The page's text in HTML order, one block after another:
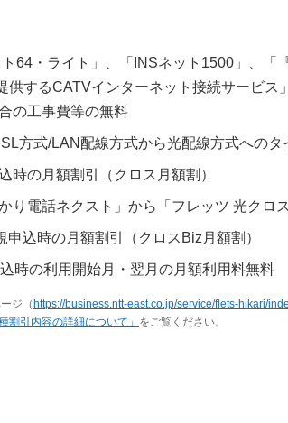
64・ライト」、「INSネット1500」、「
供するCATVインターネット接続サービス
の工事費等の無料
方式/LAN配線方式から光配線方式へのタ
時の月額割引（クロス月額割）
り電話ネクスト」から「フレッツ 光クロ
申込時の月額割引（クロスBiz月額割）
時の利用開始月・翌月の月額利用料無料
ジ（ https://business.ntt-east.co.jp/service/flets-hikari/
割引内容の詳細について」 をご覧ください。